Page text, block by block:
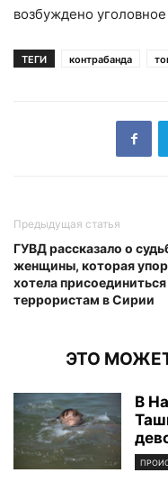
возбуждено
ТЕГИ контрабанда
Предыдущая статья
ГУВД рассказало о
женщины, которая
хотела присоединиться
террористам в Сирии
ЭТО
В